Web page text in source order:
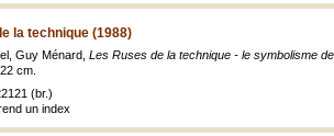
la technique (1988)
Guy Ménard, Les Ruses de la technique - le symbolisme
cm.
(br.)
un index